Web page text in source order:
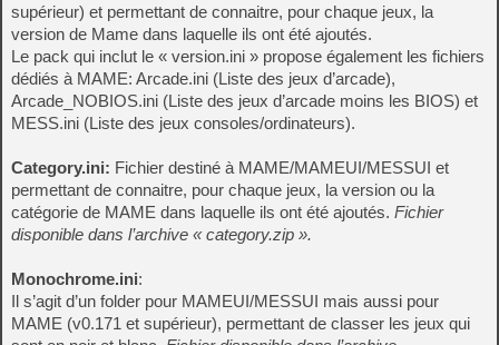
supérieur) et permettant de connaitre, pour chaque jeux, la
version de Mame dans laquelle ils ont été ajoutés.
Le pack qui inclut le « version.ini » propose également les fichiers
dédiés à MAME: Arcade.ini (Liste des jeux d’arcade),
Arcade_NOBIOS.ini (Liste des jeux d’arcade moins les BIOS) et
MESS.ini (Liste des jeux consoles/ordinateurs).
Category.ini: Fichier destiné à MAME/MAMEUI/MESSUI et
permettant de connaitre, pour chaque jeux, la version ou la
catégorie de MAME dans laquelle ils ont été ajoutés. Fichier
disponible dans l’archive « category.zip ».
Monochrome.ini:
Il s’agit d’un folder pour MAMEUI/MESSUI mais aussi pour
MAME (v0.171 et supérieur), permettant de classer les jeux qui